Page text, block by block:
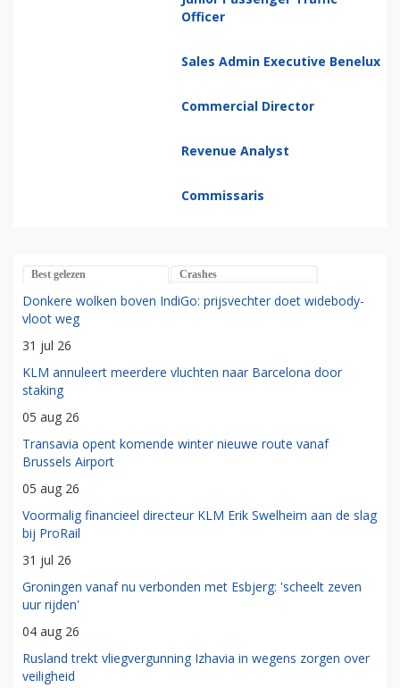
Officer
Sales Admin Executive Benelux
Commercial Director
Revenue Analyst
Commissaris
Best gelezen Crashes
Donkere wolken boven IndiGo: prijsvechter doet widebody-
vloot weg
31 jul 26
KLM annuleert meerdere vluchten naar Barcelona door
staking
05 aug 26
Transavia opent komende winter nieuwe route vanaf
Brussels Airport
05 aug 26
Voormalig financieel directeur KLM Erik Swelheim aan de slag
bij ProRail
31 jul 26
Groningen vanaf nu verbonden met Esbjerg: 'scheelt zeven
uur rijden'
04 aug 26
Rusland trekt vliegvergunning Izhavia in wegens zorgen over
veiligheid